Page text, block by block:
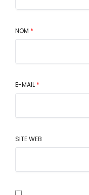
NOM *
E-MAIL *
SITE WEB